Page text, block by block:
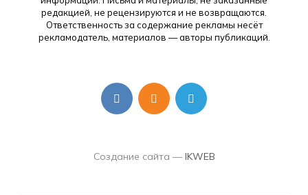
редакцией, не рецензируются и не возвращаются.
Ответственность за содержание рекламы несёт
рекламодатель, материалов — авторы публикаций.
Создание сайта — IKWEB